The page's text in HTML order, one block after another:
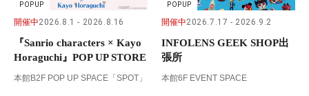
POPUP
開催中2026.8.1 2026.8.16
『Sanrio characters × Kayo
Horaguchi』POP UP STORE
本館B2F POP UP SPACE「SPOT」
POPUP
開催中2026.7.17 2026.9.2
INFOLENS GEEK SHOP出
張所
本館6F EVENT SPACE